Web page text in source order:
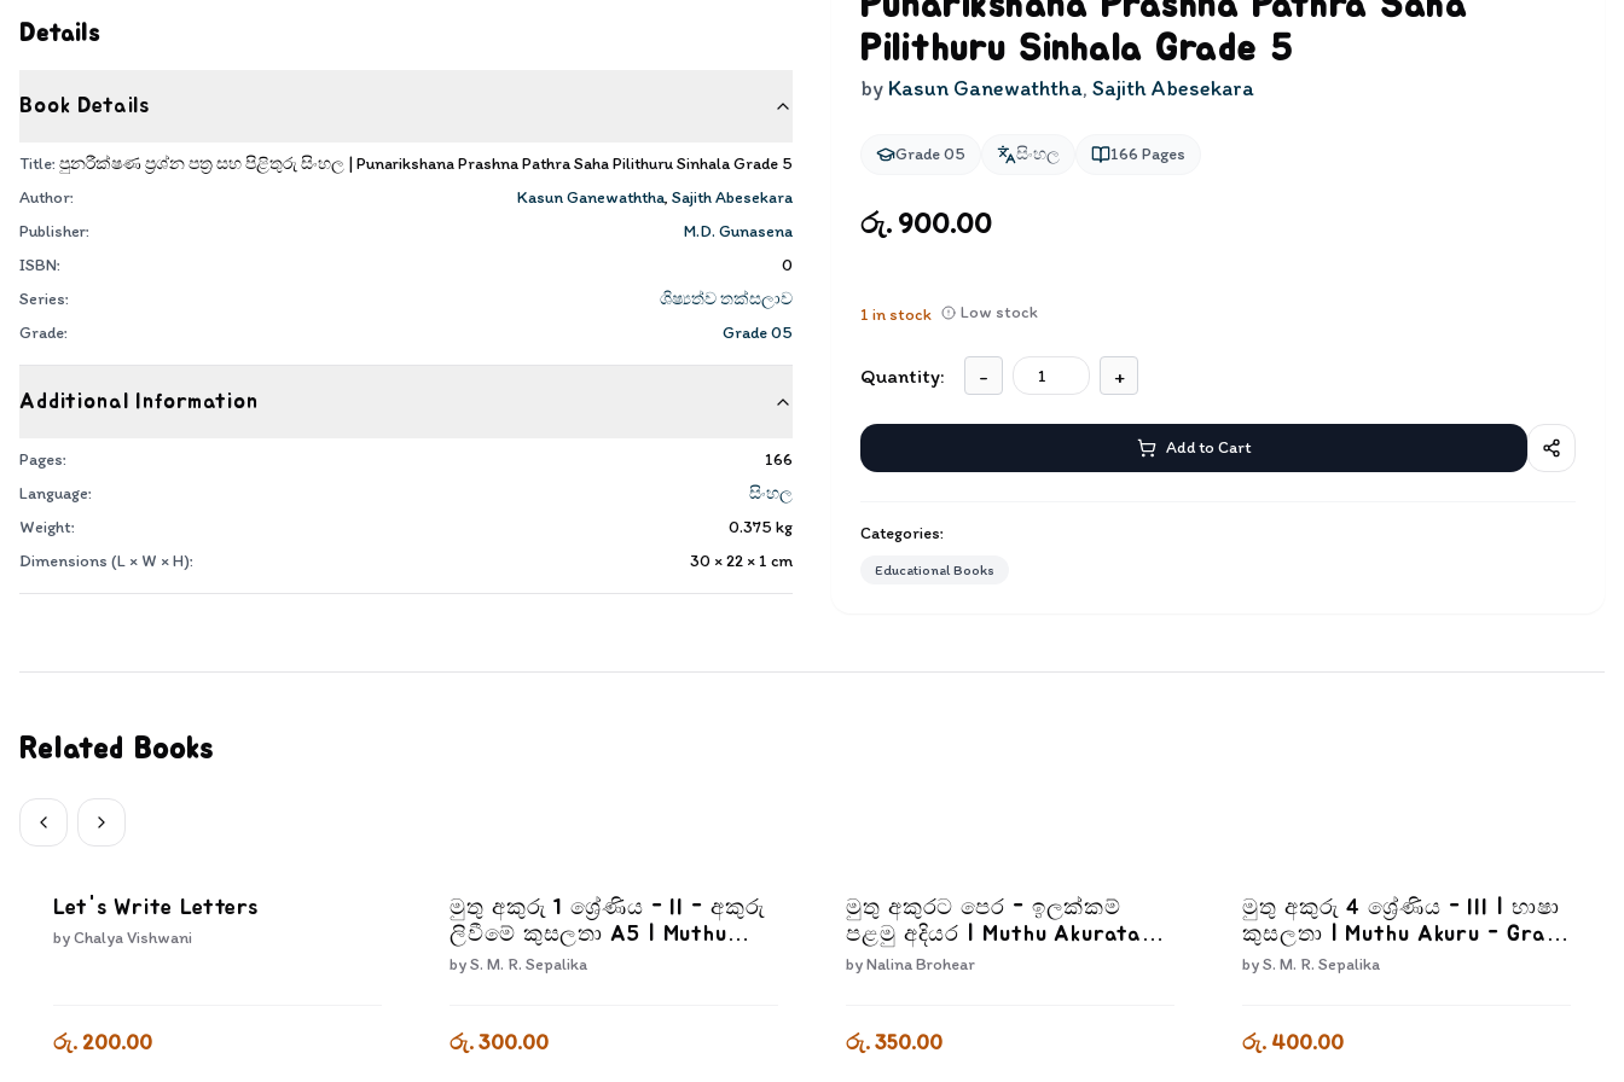
Details
Book Details
Title: පුනරීක්ෂණ ප්‍රශ්න පත්‍ර සහ පිළිතුරු සිංහල | Punarikshana Prashna Pathra Saha Pilithuru Sinhala Grade 5
Author:
Kasun Ganewaththa, Sajith Abesekara
Publisher:
M.D. Gunasena
ISBN:
0
Series:
ශිෂ්‍යත්ව තක්සලාව
Grade:
Grade 05
Additional Information
Pages:
166
Language:
සිංහල
Weight:
0.375 kg
Dimensions (L × W × H):
30 × 22 × 1 cm
Pilithuru Sinhala Grade 5
by Kasun Ganewaththa, Sajith Abesekara
Grade 05 සිංහල 166 Pages
රු. 900.00
1 in stock Low stock
Quantity: - +
Add to Cart
Categories:
Educational Books
Related Books
Let's Write Letters
byChalya Vishwani
රු. 200.00
මුතු අකුරු 1 ශ්‍රේණිය - II - අකුරු
ලිවීමේ කුසලතා A5 | Muthu
Akuru - Akuru Liwime
byS. M. R. Sepalika
රු. 300.00
මුතු අකුරට පෙර - ඉලක්කම්
පළමු අදියර | Muthu Akurata
Pera Ilakkam Palamu Adiyara
byNalina Brohear
රු. 350.00
මුතු අකුරු 4 ශ්‍රේණිය - III | භාෂා
කුසලතා | Muthu Akuru - Grade
4-3
byS. M. R. Sepalika
රු. 400.00